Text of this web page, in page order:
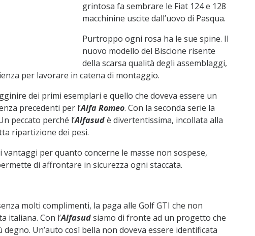
grintosa fa sembrare le Fiat 124 e 128
macchinine uscite dall’uovo di Pasqua.
Purtroppo ogni rosa ha le sue spine. Il
nuovo modello del Biscione risente
della scarsa qualità degli assemblaggi,
per lavorare in catena di montaggio.
dei primi esemplari e quello che doveva essere un
precedenti per l’Alfa Romeo. Con la seconda serie la
peccato perché l’Alfasudè divertentissima, incollata alla
ripartizione dei pesi.
per quanto concerne le masse non sospese,
di affrontare in sicurezza ogni staccata.
molti complimenti, la paga alle Golf GTI che non
italiana. Con l’Alfasudsiamo di fronte ad un progetto che
Un’auto così bella non doveva essere identificata